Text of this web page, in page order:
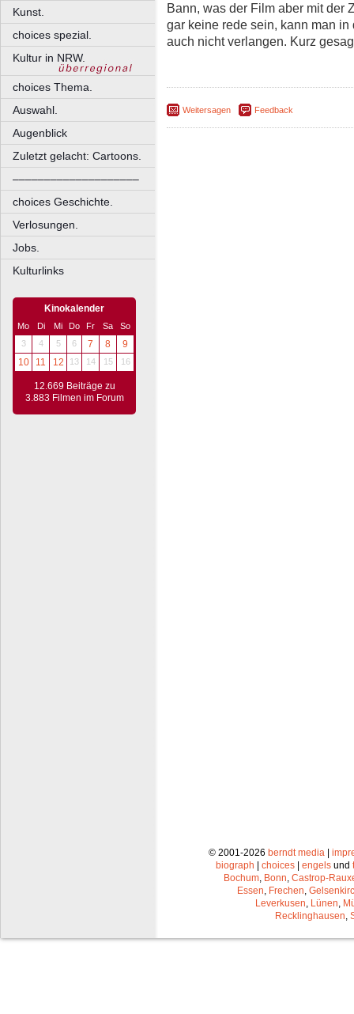
Kunst.
choices spezial.
Kultur in NRW.
choices Thema.
Auswahl.
Augenblick
Zuletzt gelacht: Cartoons.
––––––––––––––––––––
choices Geschichte.
Verlosungen.
Jobs.
Kulturlinks
Kinokalender
Mo Di Mi Do Fr Sa
So
3
4 5 6 7 8
9
10
11 12 13 14 15 16
12.669 Beiträge zu
3.883 Filmen im Forum
Bann, was der Film aber mit der
gar keine rede sein, kann man
auch nicht verlangen. Kurz
Weitersagen Feedback
© 2001-2026 berndt media |
biograph | choices | engels und
Bochum Bonn Castrop-
Essen Frechen
Leverkusen Lünen
Recklinghausen